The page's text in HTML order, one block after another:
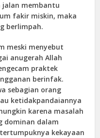
jalan membantu
fakir miskin, maka
berlimpah.
meski menyebut
anugerah Allah
praktek
berinfak.
sebagian orang
ketidakpandaiannya
karena masalah
dominan dalam
kekayaan